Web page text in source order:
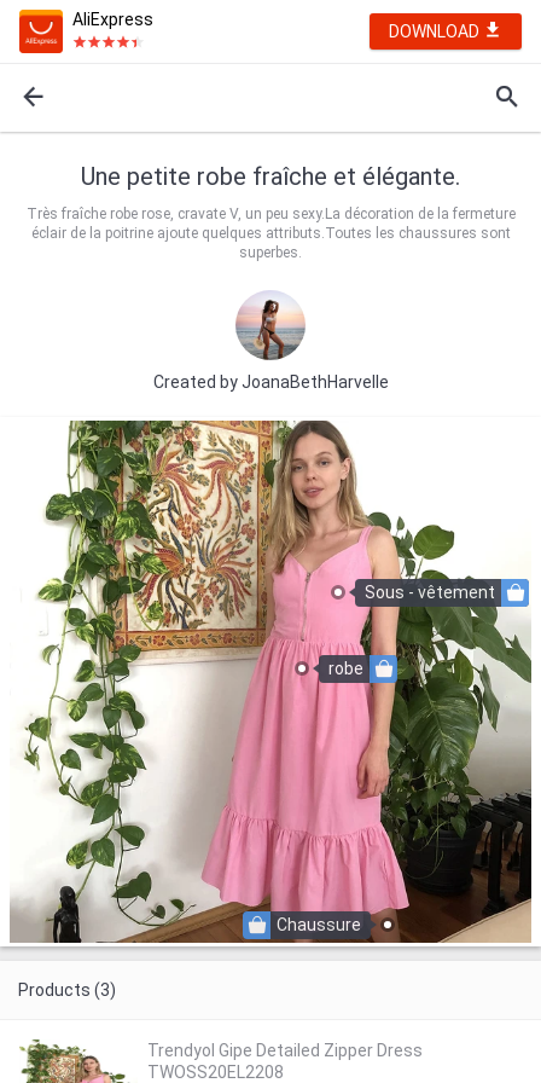
AliExpress
DOWNLOAD
Une petite robe fraîche et élégante.
Très fraîche robe rose, cravate V, un peu sexy.La décoration de la fermeture
éclair de la poitrine ajoute quelques attributs.Toutes les chaussures sont
superbes.
Created byJoanaBethHarvelle
robe
Sous - vêtement
Chaussure
Products (3)
Trendyol Gipe Detailed Zipper Dress
TWOSS20EL2208